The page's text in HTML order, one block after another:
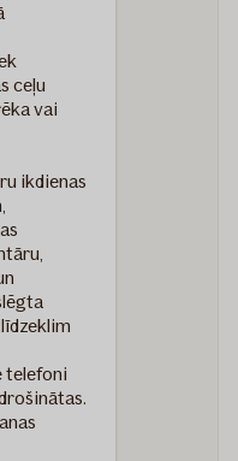
ceļu
vai
ikdienas
telefoni